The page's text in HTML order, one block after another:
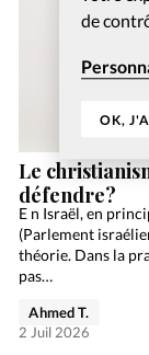
de
OK,
Le
défendre?
E n Israël, en
(Parlement
théorie. Dans la
pas…
Ahmed T.
2 Juil 2026